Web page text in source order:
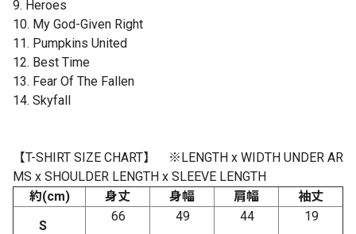
9. Heroes
10. My God-Given Right
11. Pumpkins United
12. Best Time
13. Fear Of The Fallen
14. Skyfall
【T-SHIRT SIZE CHART】 ※LENGTH x WIDTH UNDER AR
MS x SHOULDER LENGTH x SLEEVE LENGTH
約(cm)
身丈 身幅 肩幅
袖丈
S
66 49 44 19